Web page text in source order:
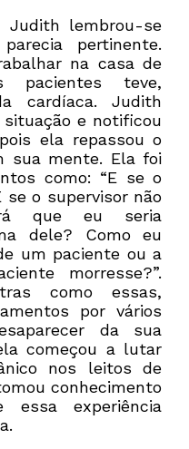
Judith lembrou-se
pertinente.
na casa de
pacientes teve,
cardíaca. Judith
e notificou
ela repassou o
sua mente. Ela foi
como: “E se o
o supervisor não
que eu seria
dele? Como eu
um paciente ou a
morresse?”.
como essas,
por vários
da sua
começou a lutar
nos leitos de
conhecimento
experiência